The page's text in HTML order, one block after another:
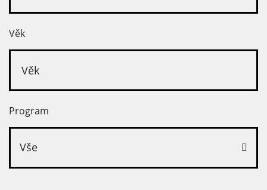
Věk
Program
Vše